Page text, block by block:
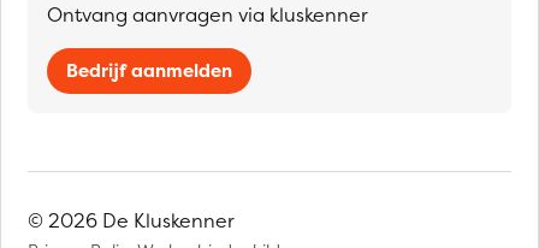
Ontvang aanvragen via kluskenner
Bedrijf aanmelden
© 2026 De Kluskenner